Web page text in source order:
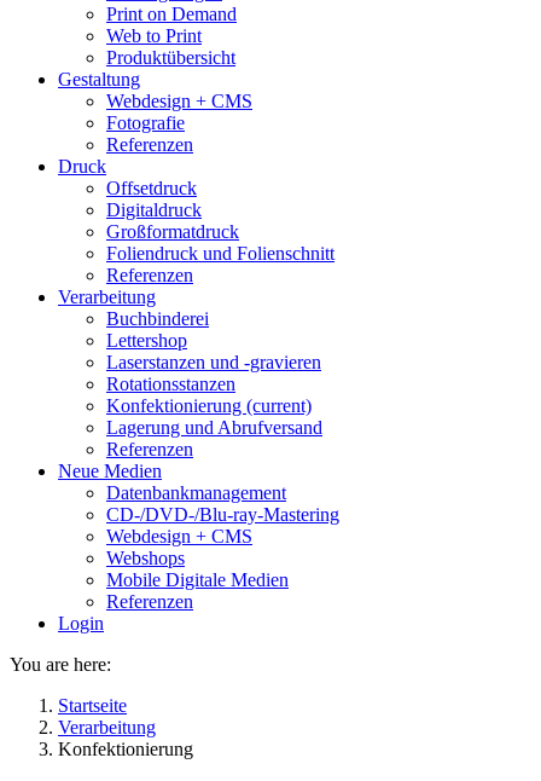
Print on Demand
Web to Print
Produktübersicht
Gestaltung
Webdesign + CMS
Fotografie
Referenzen
Druck
Offsetdruck
Digitaldruck
Großformatdruck
Foliendruck und Folienschnitt
Referenzen
Verarbeitung
Buchbinderei
Lettershop
Laserstanzen und -gravieren
Rotationsstanzen
Konfektionierung (current)
Lagerung und Abrufversand
Referenzen
Neue Medien
Datenbankmanagement
CD-/DVD-/Blu-ray-Mastering
Webdesign + CMS
Webshops
Mobile Digitale Medien
Referenzen
Login
You are here:
Startseite
Verarbeitung
Konfektionierung